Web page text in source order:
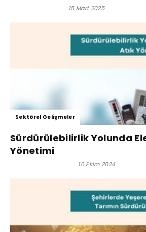
- 15 Mart 2025
Sektörel Gelişmeler
Sürdürülebilirlik Yolunda
Yönetimi
- 16 Ekim 2024